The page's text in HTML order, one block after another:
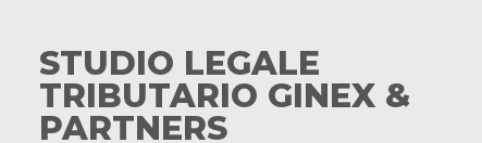
STUDIO LEGALE
TRIBUTARIO GINEX &
PARTNERS